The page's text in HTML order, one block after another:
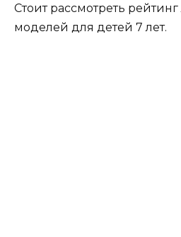
Стоит рассмотреть
моделей для детей 7 лет.